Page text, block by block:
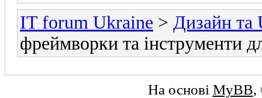
IT forum Ukraine > Дизайн та
фреймворки та інструменти
На основі MyBB,